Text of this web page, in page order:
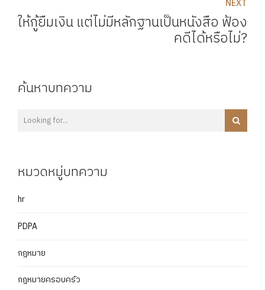
NEXT
ให้กู้ยืมเงิน แต่ไม่มีหลักฐานเป็นหนังสือ ฟ้อง
คดีได้หรือไม่?
ค้นหาบทความ
หมวดหมู่บทความ
hr
PDPA
กฎหมาย
กฎหมายครอบครัว